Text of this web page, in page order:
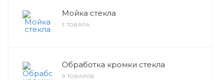
Мойка стекла
3 ТОВАРА
Обработка кромки стекла
9 ТОВАРОВ